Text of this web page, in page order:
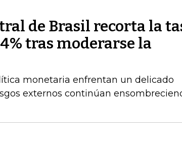
de Brasil recorta la
tras moderarse la
monetaria enfrentan un delicado
externos continúan